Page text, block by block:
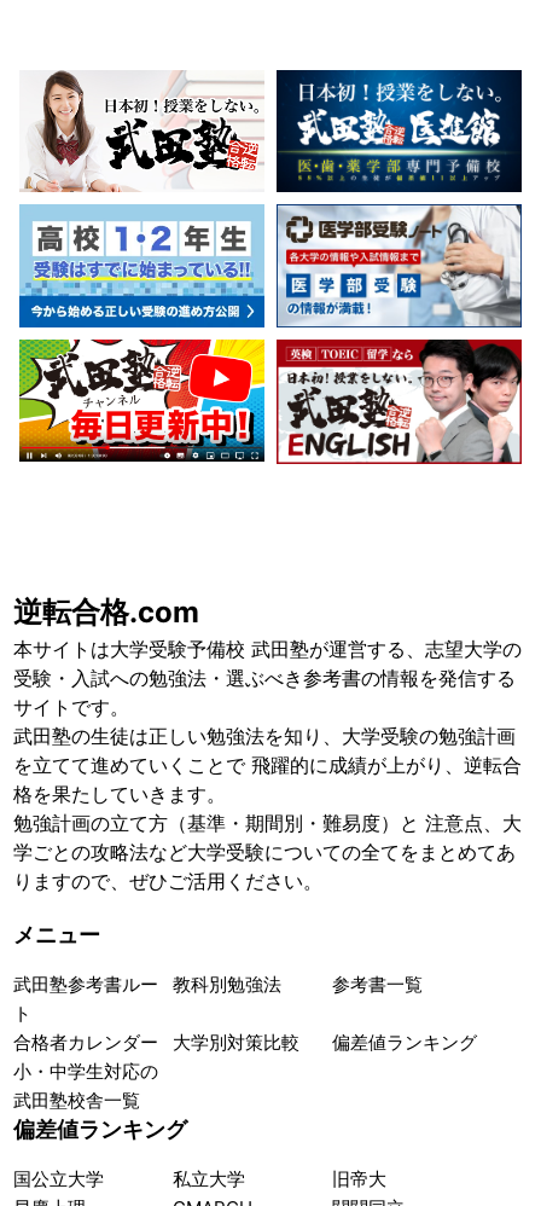
逆転合格.com
本サイトは大学受験予備校 武田塾が運営する、志望大学の
受験・入試への勉強法・選ぶべき参考書の情報を発信する
サイトです。
武田塾の生徒は正しい勉強法を知り、大学受験の勉強計画
を立てて進めていくことで 飛躍的に成績が上がり、逆転合
格を果たしていきます。
勉強計画の立て方（基準・期間別・難易度）と 注意点、大
学ごとの攻略法など大学受験についての全てをまとめてあ
りますので、ぜひご活用ください。
メニュー
武田塾参考書ルー
ト
教科別勉強法 参考書一覧
合格者カレンダー 大学別対策比較
偏差値ランキング
小・中学生対応の
武田塾校舎一覧
偏差値ランキング
国公立大学 私立大学
旧帝大